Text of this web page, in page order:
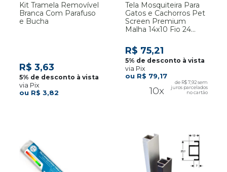
Kit Tramela Removível
Branca Com Parafuso
e Bucha
R$ 3,82
R$ 3,63
via Pix
Tela Mosquiteira Para
Gatos e Cachorros Pet
Screen Premium
Malha 14x10 Fio 24
Metro
R$ 79,17
10x
R$ 7,92
R$ 75,21
via Pix